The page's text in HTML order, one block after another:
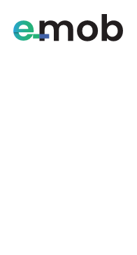
Portes grátis em